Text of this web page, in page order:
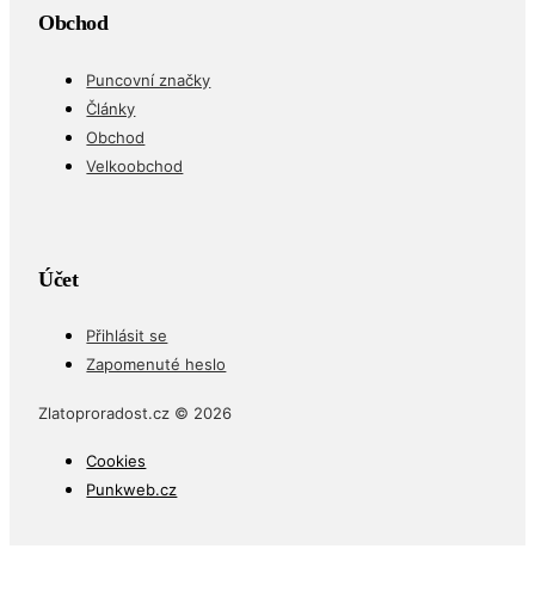
Obchod
Puncovní značky
Články
Obchod
Velkoobchod
Účet
Přihlásit se
Zapomenuté heslo
Zlatoproradost.cz © 2026
Cookies
Punkweb.cz